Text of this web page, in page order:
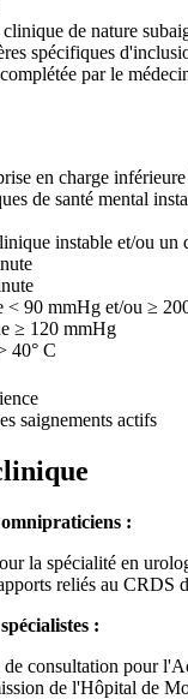
de nature
spécifiques
par le
en charge
de santé mental
instable et/ou un
< 90 mmHg et/ou ≥
≥ 120 mmHg
40° C
saignements actifs
:
la spécialité en
reliés au CRDS
:
consultation pour
de l'Hôpital de